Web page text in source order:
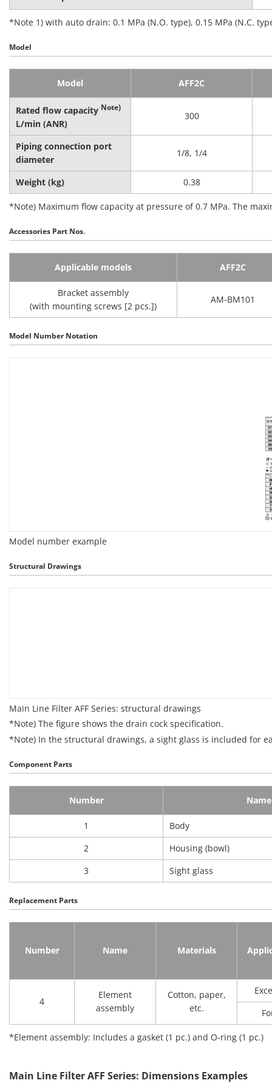
*Note 1) with auto drain: 0.1 MPa (N.O. type), 0.15 MPa (N.C.
Model
Model AFF2C
Rated flow capacity Note)
L/min (ANR)
300
Piping connection port
diameter
1/8, 1/4
Weight (kg) 0.38
*Note) Maximum flow capacity at pressure of 0.7 MPa. The
Accessories Part Nos.
Applicable models AFF2C
Bracket assembly
(with mounting screws [2 pcs.])
AM-BM101
Model Number Notation
Model number example
Structural Drawings
Main Line Filter AFF Series: structural drawings
*Note) The figure shows the drain cock specification.
*Note) In the structural drawings, a sight glass is included for
Component Parts
Number Name
1
Body
2
Housing (bowl)
3
Sight glass
Replacement Parts
Number Name Materials
4
Element
assembly
Cotton, paper,
etc.
*Element assembly: Includes a gasket (1 pc.) and O-ring (1 pc.)
Main Line Filter AFF Series: Dimensions Examples